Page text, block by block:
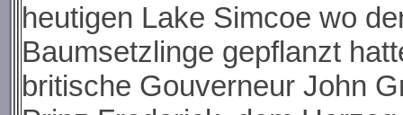
heutigen Lake Simcoe wo
Baumsetzlinge gepflanzt
britische Gouverneur John